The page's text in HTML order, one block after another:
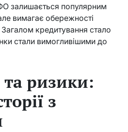
залишається популярним
вимагає обережності
Загалом кредитування стало
стали вимогливішими до
ризики:
з